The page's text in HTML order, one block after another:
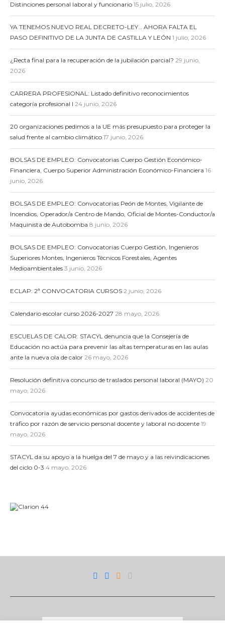
Distinciones personal laboral y funcionario 15 julio, 2026
YA TENEMOS NUEVO REAL DECRETO-LEY… AHORA FALTA EL
PASO DEFINITIVO DE LA JUNTA DE CASTILLA Y LEÓN 1 julio, 2026
¿Recta final para la recuperación de la jubilación parcial? 29 junio,
2026
CARRERA PROFESIONAL: Listado definitivo reconocimientos
categoría profesional I 24 junio, 2026
20 organizaciones pedimos a la UE más presupuesto para proteger la
salud frente al cambio climático 17 junio, 2026
BOLSAS DE EMPLEO: Convocatorias Cuerpo Gestión Económico-
Financiera, Cuerpo Superior Administración Económico-Financiera 16
junio, 2026
BOLSAS DE EMPLEO: Convocatorias Peón de Montes, Vigilante de
Incendios, Operador/a Centro de Mando, Oficial de Montes-Conductor/a
Maquinista de Autobomba 8 junio, 2026
BOLSAS DE EMPLEO: Convocatorias Cuerpo Gestión, Ingenieros
Superiores Montes, Ingenieros Técnicos Forestales, Agentes
Medioambientales 3 junio, 2026
ECLAP: 2ª CONVOCATORIA CURSOS 2 junio, 2026
Calendario escolar curso 2026-2027 28 mayo, 2026
ESCUELAS DE CALOR: STACYL denuncia que la Consejería de
Educación no actúa para prevenir las altas temperaturas en las aulas
ante la nueva ola de calor 26 mayo, 2026
Resolución definitiva concurso de traslados personal laboral (MAYO) 20
mayo, 2026
Convocatoria ayudas económicas por gastos derivados de accidentes de
tráfico por razón de servicio personal docente y laboral no docente 19
mayo, 2026
STACYL da su apoyo a la huelga del 7 de mayo y a las reivindicaciones
del ciclo 0-3 4 mayo, 2026